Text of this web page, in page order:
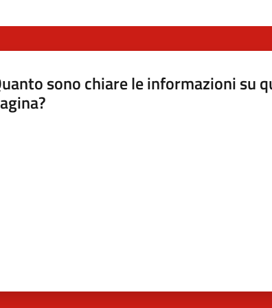
sono chiare le informazioni su